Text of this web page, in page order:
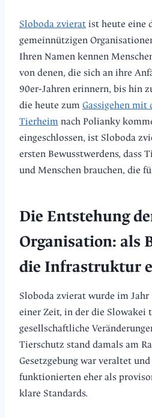
Sloboda zvierat ist heute eine
gemeinnützigen
Ihren Namen kennen
von denen, die sich an ihre
90er‑Jahren erinnern, bis hin
die heute zum Gassigehen mit
Tierheim nach Polianky
eingeschlossen, ist Sloboda
ersten Bewusstwerdens, dass
und Menschen brauchen, die
Die Entstehung
Organisation: als
die Infrastruktur
Sloboda zvierat wurde im Jahr
einer Zeit, in der die Slowakei
gesellschaftliche
Tierschutz stand damals am
Gesetzgebung war veraltet
funktionierten eher als
klare Standards.